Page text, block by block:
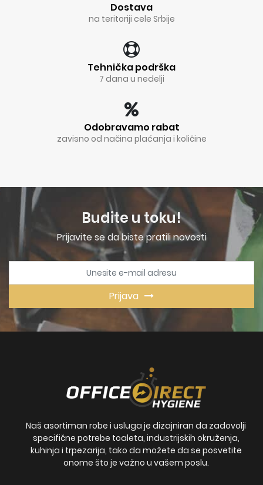
Dostava
na teritoriji cele Srbije
Tehnička podrška
7 dana u nedelji
Odobravamo rabat
zavisno od načina plaćanja i količine
Budite u toku!
Prijavite se da biste pratili novosti
Prijava
Naš asortiman robe i usluga je dizajniran da zadovolji
specifične potrebe toaleta, industrijskih okruženja,
kuhinja i trpezarija, tako da možete da se posvetite
onome što je važno u vašem poslu.